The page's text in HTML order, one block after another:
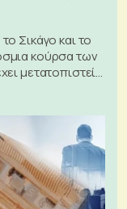
Σικάγο και το
κούρσα των
μετατοπιστεί